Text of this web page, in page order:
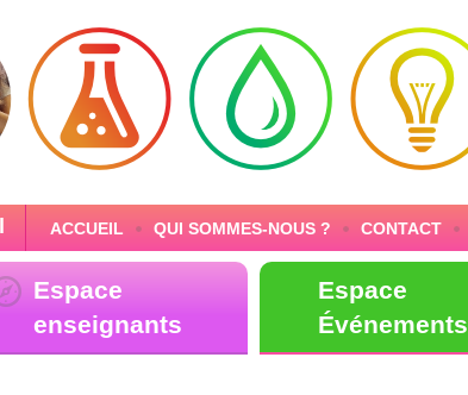
ACCUEIL QUI SOMMES-NOUS ? CONTACT
Espace
enseignants
Espace
Événements